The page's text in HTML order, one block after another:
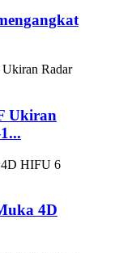
Ukiran
4D